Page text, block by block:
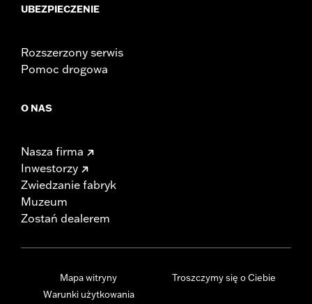
UBEZPIECZENIE
Rozszerzony serwis
Pomoc drogowa
O NAS
Nasza firma
Inwestorzy
Zwiedzanie fabryk
Muzeum
Zostań dealerem
Mapa witryny
Warunki użytkowania
Troszczymy się o Ciebie